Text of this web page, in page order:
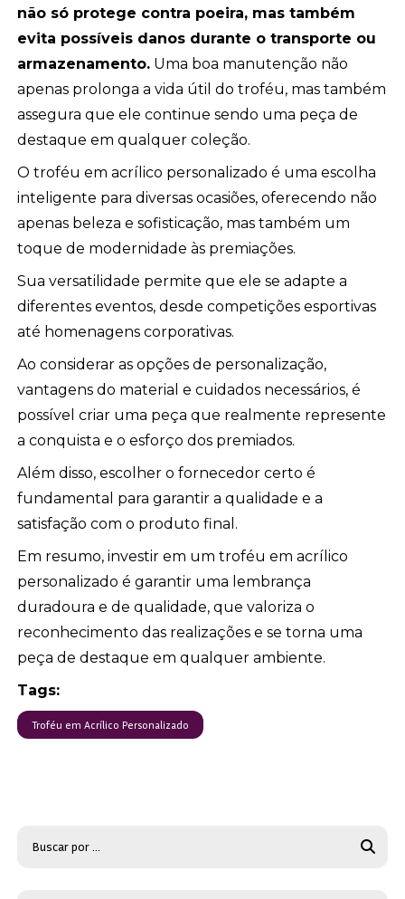
não só protege contra poeira, mas também
evita possíveis danos durante o transporte ou
armazenamento. Uma boa manutenção não
apenas prolonga a vida útil do troféu, mas também
assegura que ele continue sendo uma peça de
destaque em qualquer coleção.
O troféu em acrílico personalizado é uma escolha
inteligente para diversas ocasiões, oferecendo não
apenas beleza e sofisticação, mas também um
toque de modernidade às premiações.
Sua versatilidade permite que ele se adapte a
diferentes eventos, desde competições esportivas
até homenagens corporativas.
Ao considerar as opções de personalização,
vantagens do material e cuidados necessários, é
possível criar uma peça que realmente represente
a conquista e o esforço dos premiados.
Além disso, escolher o fornecedor certo é
fundamental para garantir a qualidade e a
satisfação com o produto final.
Em resumo, investir em um troféu em acrílico
personalizado é garantir uma lembrança
duradoura e de qualidade, que valoriza o
reconhecimento das realizações e se torna uma
peça de destaque em qualquer ambiente.
Tags:
Troféu em Acrílico Personalizado